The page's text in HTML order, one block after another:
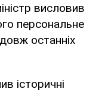
висловив
персональне
останніх
історичні